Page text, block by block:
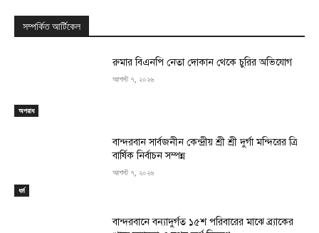
সম্পর্কিত আর্টিকেল
অপরাধ
রুমার বিএনপি নেতা দোকান থেকে চুরির অভিযোগ
আগস্ট ৭, ২০২৬
ধর্ম
বান্দরবান সার্বজনীন কেন্দ্রীয় শ্রী শ্রী দুর্গা মন্দিরের ত্রি
বার্ষিক নির্বাচন সম্পন্ন
আগস্ট ৭, ২০২৬
বান্দরবানে বন্যাদুর্গত ১৫শ পরিবারের মাঝে ব্র্যাকের